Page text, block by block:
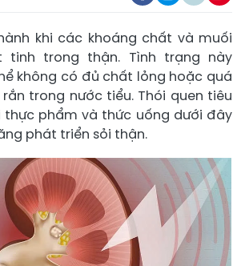
khi các khoáng chất và muối
tinh trong thận. Tình trạng này
không có đủ chất lỏng hoặc quá
trong nước tiểu. Thói quen tiêu
phẩm và thức uống dưới đây
phát triển sỏi thận.